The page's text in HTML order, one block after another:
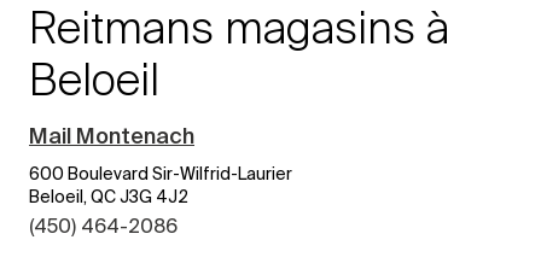
Reitmans magasins à
Beloeil
Mail Montenach
600 Boulevard Sir-Wilfrid-Laurier
Beloeil, QC J3G 4J2
(450) 464-2086